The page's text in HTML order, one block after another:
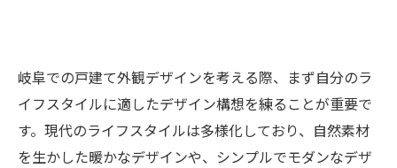
岐阜での戸建て外観デザインを考える際、まず自分のラ
イフスタイルに適したデザイン構想を練ることが重要で
す。現代のライフスタイルは多様化しており、自然素材
を生かした暖かなデザインや、シンプルでモダンなデザ